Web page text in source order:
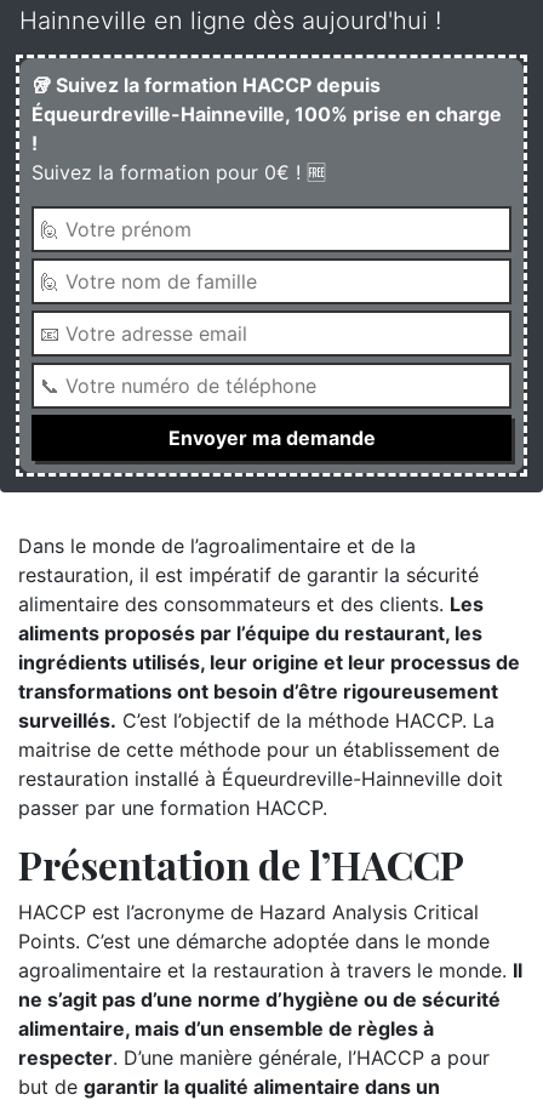
Hainneville en ligne dès aujourd'hui !
🥡 Suivez la formation HACCP depuis
Équeurdreville-Hainneville, 100% prise en charge
!
Suivez la formation pour 0€ ! 🆓
Dans le monde de l’agroalimentaire et de la
restauration, il est impératif de garantir la sécurité
alimentaire des consommateurs et des clients. Les
aliments proposés par l’équipe du restaurant, les
ingrédients utilisés, leur origine et leur processus de
transformations ont besoin d’être rigoureusement
surveillés. C’est l’objectif de la méthode HACCP. La
maitrise de cette méthode pour un établissement de
restauration installé à Équeurdreville-Hainneville doit
passer par une formation HACCP.
Présentation de l’HACCP
HACCP est l’acronyme de Hazard Analysis Critical
Points. C’est une démarche adoptée dans le monde
agroalimentaire et la restauration à travers le monde. Il
ne s’agit pas d’une norme d’hygiène ou de sécurité
alimentaire, mais d’un ensemble de règles à
respecter. D’une manière générale, l’HACCP a pour
but de garantir la qualité alimentaire dans un